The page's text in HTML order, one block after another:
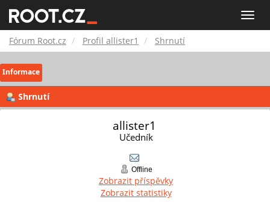
Toggle
Root.cz
Fórum Root.cz Profil allister1 Shrnutí
Informace
Shrnutí
allister1
Učedník
Offline
Zobrazit příspěvky
Zobrazit statistiky